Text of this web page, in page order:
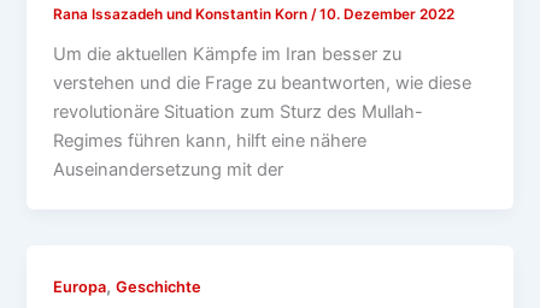
Rana Issazadeh und Konstantin Korn /10. Dezember 2022
Um die aktuellen Kämpfe im Iran besser zu
verstehen und die Frage zu beantworten, wie diese
revolutionäre Situation zum Sturz des Mullah-
Regimes führen kann, hilft eine nähere
Auseinandersetzung mit der
Europa,Geschichte